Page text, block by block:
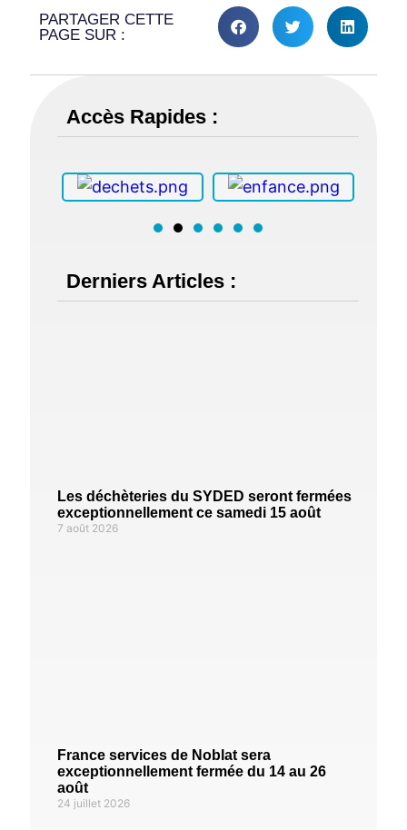
PARTAGER CETTE
PAGE SUR :
Accès Rapides :
Derniers Articles :
Les déchèteries du SYDED seront fermées
exceptionnellement ce samedi 15 août
7 août 2026
France services de Noblat sera
exceptionnellement fermée du 14 au 26
août
24 juillet 2026